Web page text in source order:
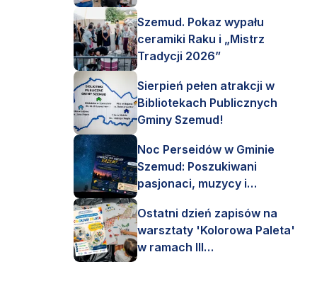
Szemud. Pokaz wypału
ceramiki Raku i „Mistrz
Tradycji 2026”
Sierpień pełen atrakcji w
Bibliotekach Publicznych
Gminy Szemud!
Noc Perseidów w Gminie
Szemud: Poszukiwani
pasjonaci, muzycy i
Ostatni dzień zapisów na
warsztaty 'Kolorowa Paleta'
w ramach III